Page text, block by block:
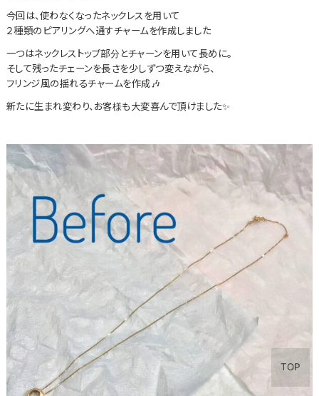
今回は、使わなくなったネックレスを用いて
２種類のピアリングへ通すチャームを作成しました
一つはネックレストップ部分とチャーンを用いて長めに。
そして残ったチェーンを長さを少しずつ変えながら、
フリンジ風の揺れるチャームを作成🎶
新たに生まれ変わり、お客様も大変喜んで頂けました✨
TOP